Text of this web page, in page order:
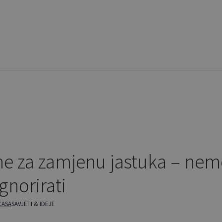
za zamjenu jastuka –
SAVJETI & IDEJE